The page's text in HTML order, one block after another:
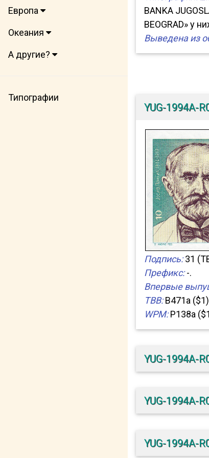
Европа
Океания
А другие?
Типографии
BANKA
BEOGRAD» у
Выведена из
YUG-1994A-
Подпись:31
Префикс:-.
Впервые
TBB:B471a
WPM:P138a
YUG-1994A-
YUG-1994A-
YUG-1994A-